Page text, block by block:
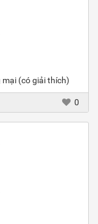
(có giải thích)
0